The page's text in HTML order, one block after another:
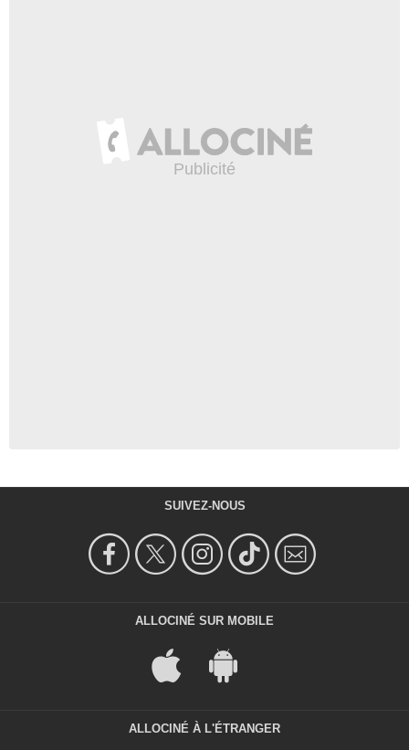
SUIVEZ-NOUS
ALLOCINÉ SUR MOBILE
ALLOCINÉ À L'ÉTRANGER